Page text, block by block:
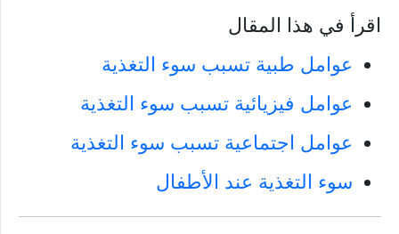
اقرأ في هذا المقال
عوامل طبية تسبب سوء التغذية
عوامل فيزيائية تسبب سوء التغذية
عوامل اجتماعية تسبب سوء التغذية
سوء التغذية عند الأطفال